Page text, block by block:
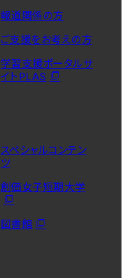
報道関係の方
ご支援をお考えの方
学習支援ポータルサ
イトPLAS
スペシャルコンテン
ツ
創価女子短期大学
図書館